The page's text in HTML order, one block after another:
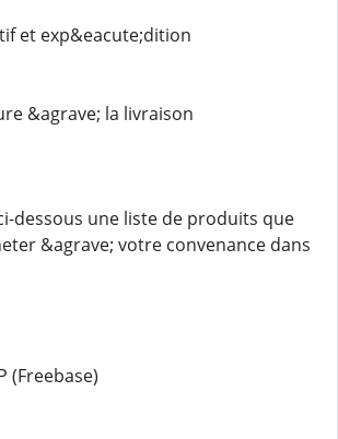
et exp&eacute;dition
&agrave; la livraison
dessous une liste de produits que
&agrave; votre convenance dans
(Freebase)